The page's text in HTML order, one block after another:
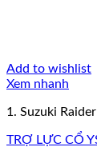
Add to wishlist
Xem nhanh
1. Suzuki
TRỢ LỰC CỔ